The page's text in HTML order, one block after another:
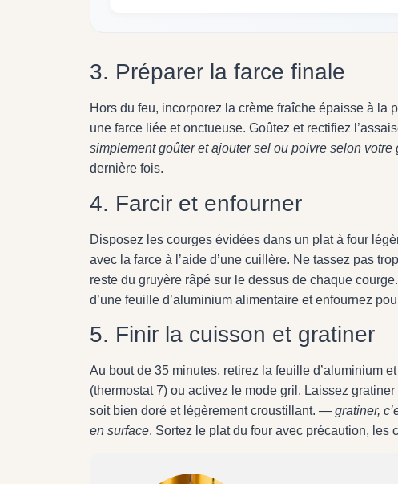
3. Préparer la farce finale
Hors du feu, incorporez la crème fraîche épaisse à
une farce liée et onctueuse. Goûtez et rectifiez
simplement goûter et ajouter sel ou poivre selon votre
dernière fois.
4. Farcir et enfourner
Disposez les courges évidées dans un plat à four
avec la farce à l’aide d’une cuillère. Ne tassez pas
reste du gruyère râpé sur le dessus de chaque
d’une feuille d’aluminium alimentaire et enfournez
5. Finir la cuisson et gratiner
Au bout de 35 minutes, retirez la feuille d’aluminium
(thermostat 7) ou activez le mode gril. Laissez gratiner
soit bien doré et légèrement croustillant. — gratiner,
en surface. Sortez le plat du four avec précaution, les